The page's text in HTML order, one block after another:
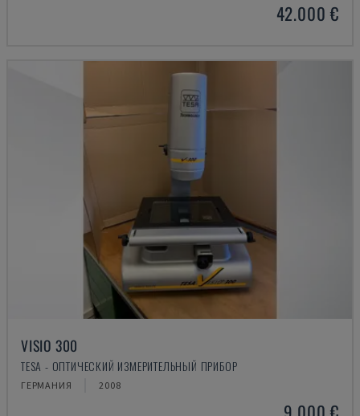
42.000 €
VISIO 300
TESA - ОПТИЧЕСКИЙ ИЗМЕРИТЕЛЬНЫЙ ПРИБОР
ГЕРМАНИЯ 2008